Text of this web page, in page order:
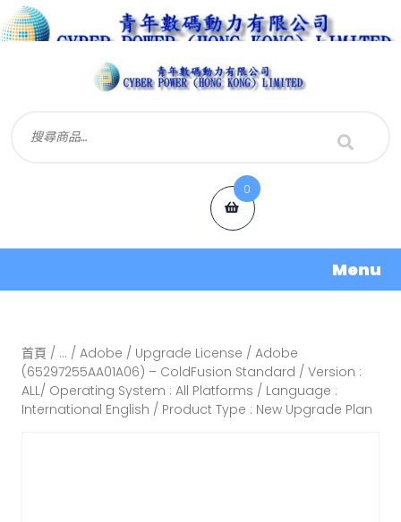
0
Menu
首頁 / ... / Adobe / Upgrade License / Adobe
(65297255AA01A06) – ColdFusion Standard / Version :
ALL/ Operating System : All Platforms / Language :
International English / Product Type : New Upgrade Plan